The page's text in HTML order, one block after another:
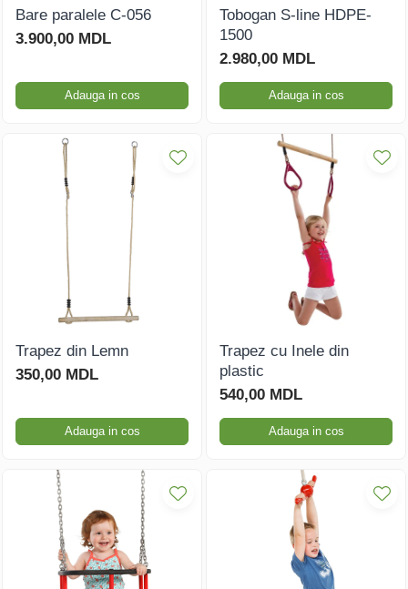
Bare paralele C-056
3.900,00 MDL
Adauga in cos
Tobogan S-line HDPE-
1500
2.980,00 MDL
Adauga in cos
Trapez din Lemn
350,00 MDL
Adauga in cos
Trapez cu Inele din
plastic
540,00 MDL
Adauga in cos